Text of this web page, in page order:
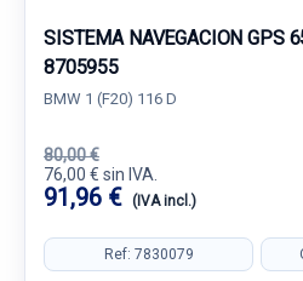
SISTEMA NAVEGACION GPS
8705955
BMW 1 (F20) 116 D
80,00 €
76,00 € sin IVA.
91,96 € (IVA incl.)
Ref: 7830079